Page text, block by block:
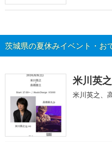
茨城県の夏休みイベント・お
米川英
米川英之、